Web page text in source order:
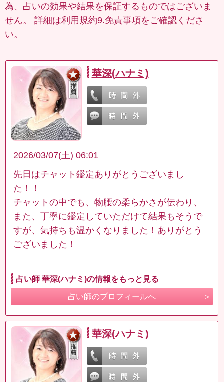
為、占いの効果や結果を保証するものではございま
せん。 詳細は利用規約9.免責事項をご確認くださ
い。
華深(ハナミ)
2026/03/07(土) 06:01
先日はチャット鑑定ありがとうございまし
た！！
チャットの中でも、物腰の柔らかさが伝わり、
また、丁寧に鑑定していただけて結果もそうで
すが、気持ちも温かくなりました！ありがとう
ございました！
占い師 華深(ハナミ)の情報をもっと見る
占い師のプロフィールへ
華深(ハナミ)